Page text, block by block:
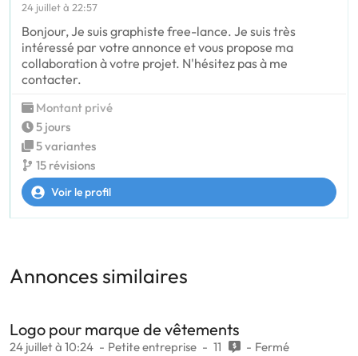
24 juillet à 22:57
Bonjour, Je suis graphiste free-lance. Je suis très
intéressé par votre annonce et vous propose ma
collaboration à votre projet. N'hésitez pas à me
contacter.
Montant privé
5 jours
5 variantes
15 révisions
Voir le profil
Annonces similaires
Logo pour marque de vêtements
24 juillet à 10:24 Petite entreprise 11 Fermé